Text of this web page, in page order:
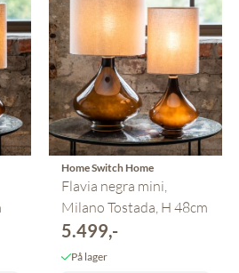
Home Switch Home
Flavia negra mini,
Milano Tostada, H 48cm
5.499,-
På lager